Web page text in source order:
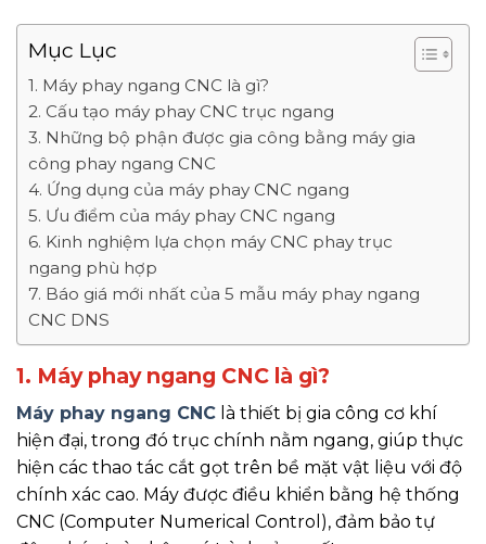
Mục Lục
1. Máy phay ngang CNC là gì?
2. Cấu tạo máy phay CNC trục ngang
3. Những bộ phận được gia công bằng máy gia
công phay ngang CNC
4. Ứng dụng của máy phay CNC ngang
5. Ưu điểm của máy phay CNC ngang
6. Kinh nghiệm lựa chọn máy CNC phay trục
ngang phù hợp
7. Báo giá mới nhất của 5 mẫu máy phay ngang
CNC DNS
1. Máy phay ngang CNC là gì?
Máy phay ngang CNC là thiết bị gia công cơ khí
hiện đại, trong đó trục chính nằm ngang, giúp thực
hiện các thao tác cắt gọt trên bề mặt vật liệu với độ
chính xác cao. Máy được điều khiển bằng hệ thống
CNC (Computer Numerical Control), đảm bảo tự